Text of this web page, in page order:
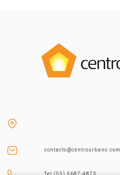
contacto@centrourbano.com
Tel (55) 5687-4873